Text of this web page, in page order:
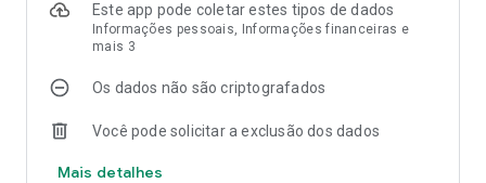
- Visualizar a tábua de marés,
- Alterar seus dados de perfil.
3. Administrador
- Cadastrar alunos;
- Cadastrar dias indisponíveis para aulas;
Este app pode coletar estes tipos de dados
Informações pessoais, Informações financeiras e
mais 3
Os dados não são criptografados
Você pode solicitar a exclusão dos dados
Mais detalhes